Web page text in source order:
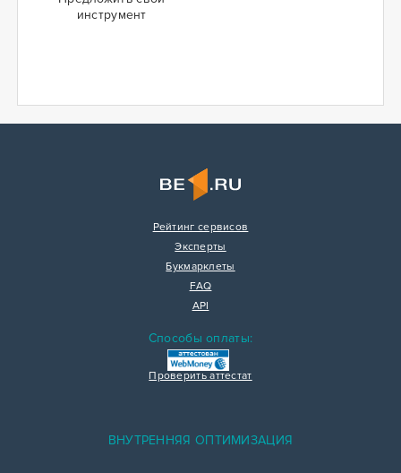
инструмент
Рейтинг сервисов
Эксперты
Букмарклеты
FAQ
API
Способы оплаты:
Проверить аттестат
ВНУТРЕННЯЯ ОПТИМИЗАЦИЯ